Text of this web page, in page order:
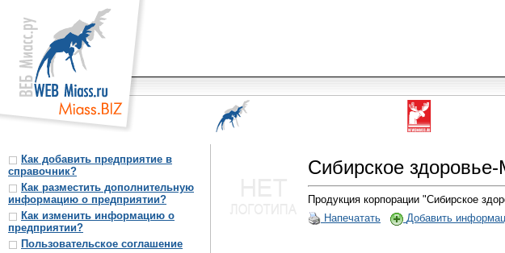
Как добавить предприятие в
справочник?
Как разместить дополнительную
информацию о предприятии?
Как изменить информацию о
предприятии?
Пользовательское соглашение
Сибирское
Продукция корпорации "Сибирское
Напечатать
Добавить